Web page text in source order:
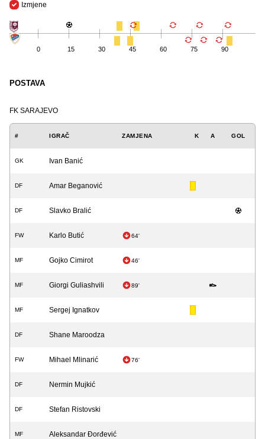
Izmjene
0 15 30 45 60 75 90
POSTAVA
FK SARAJEVO
# IGRAČ ZAMJENA K A GOL
GK Ivan Banić
DF Amar Beganović
DF Slavko Bralić
FW Karlo Butić 64'
MF Gojko Cimirot 46'
MF Giorgi Guliashvili 89'
MF Sergej Ignatkov
DF Shane Maroodza
FW Mihael Mlinarić 76'
DF Nermin Mujkić
DF Stefan Ristovski
MF Aleksandar Đorđević